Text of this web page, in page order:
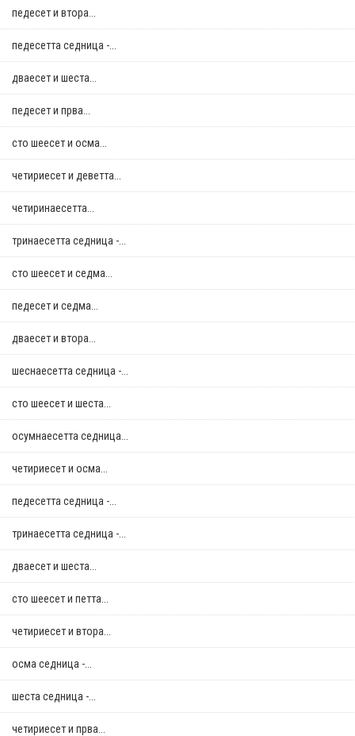
педесет и втора...
педесетта седница -...
дваесет и шеста...
педесет и прва...
сто шеесет и осма...
четириесет и деветта...
четиринаесетта...
тринаесетта седница -...
сто шеесет и седма...
педесет и седма...
дваесет и втора...
шеснаесетта седница -...
сто шеесет и шеста...
осумнaесетта седница...
четириесет и осма...
педесетта седница -...
тринаесетта седница -...
дваесет и шеста...
сто шеесет и петта...
четириесет и втора...
осма седница -...
шеста седница -...
четириесет и прва...